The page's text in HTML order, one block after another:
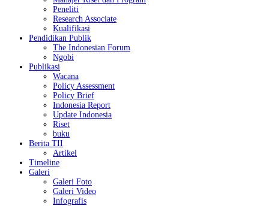
Peneliti
Research Associate
Kualifikasi
Pendidikan Publik
The Indonesian Forum
Ngobi
Publikasi
Wacana
Policy Assessment
Policy Brief
Indonesia Report
Update Indonesia
Riset
buku
Berita TII
Artikel
Timeline
Galeri
Galeri Foto
Galeri Video
Infografis